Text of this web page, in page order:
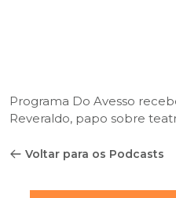
Programa Do Avesso
Reveraldo, papo sobre
Voltar para os Podcasts